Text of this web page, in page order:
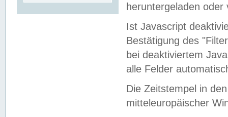
heruntergeladen oder
Ist Javascript
Bestätigung des
bei deaktiviertem
alle Felder
Die Zeitstempel in
mitteleuropäischer